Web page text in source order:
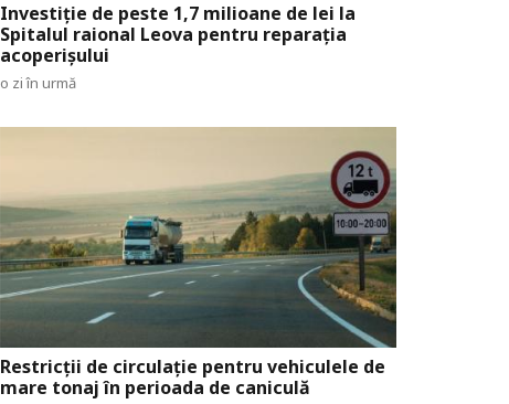
Investiție de peste 1,7 milioane de lei la
Spitalul raional Leova pentru reparația
acoperișului
o zi în urmă
Restricții de circulație pentru vehiculele de
mare tonaj în perioada de caniculă